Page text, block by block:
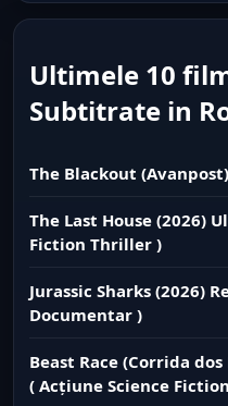
Ultimele 10
Subtitrate in
The Blackout
The Last House (2026)
Fiction Thriller )
Jurassic Sharks (2026)
Documentar )
Beast Race (Corrida
( Acțiune Science